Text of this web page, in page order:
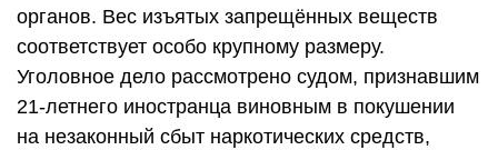
органов. Вес изъятых запрещённых веществ
соответствует особо крупному размеру.
Уголовное дело рассмотрено судом, признавшим
21-летнего иностранца виновным в покушении
на незаконный сбыт наркотических средств,